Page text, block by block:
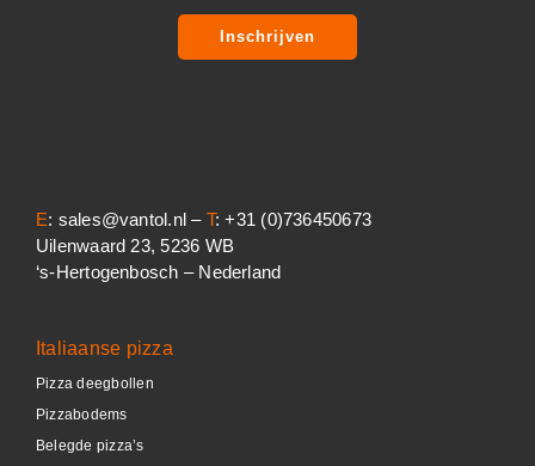
Italiaanse pizza
Pizza deegbollen
Pizzabodems
Belegde pizza’s
Inschrijven
E: sales@vantol.nl – T: +31 (0)736450673
Uilenwaard 23, 5236 WB
‘s-Hertogenbosch – Nederland